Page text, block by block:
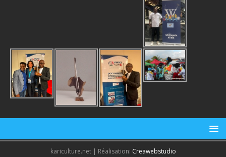
kariculture.net | Réalisation: Creawebstudio